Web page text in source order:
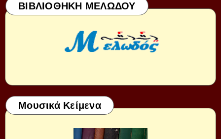
ΒΙΒΛΙΟΘΗΚΗ ΜΕΛΩΔΟΥ
Μουσικά Κείμενα